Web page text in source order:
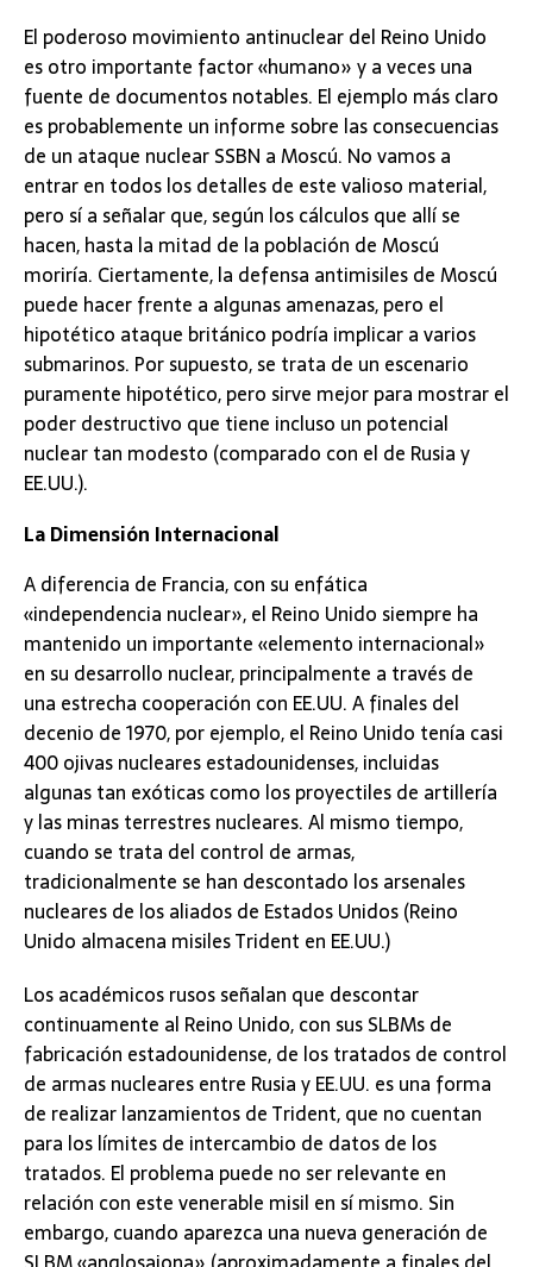
El poderoso movimiento antinuclear del Reino Unido
es otro importante factor «humano» y a veces una
fuente de documentos notables. El ejemplo más claro
es probablemente un informe sobre las consecuencias
de un ataque nuclear SSBN a Moscú. No vamos a
entrar en todos los detalles de este valioso material,
pero sí a señalar que, según los cálculos que allí se
hacen, hasta la mitad de la población de Moscú
moriría. Ciertamente, la defensa antimisiles de Moscú
puede hacer frente a algunas amenazas, pero el
hipotético ataque británico podría implicar a varios
submarinos. Por supuesto, se trata de un escenario
puramente hipotético, pero sirve mejor para mostrar el
poder destructivo que tiene incluso un potencial
nuclear tan modesto (comparado con el de Rusia y
EE.UU.).
La Dimensión Internacional
A diferencia de Francia, con su enfática
«independencia nuclear», el Reino Unido siempre ha
mantenido un importante «elemento internacional»
en su desarrollo nuclear, principalmente a través de
una estrecha cooperación con EE.UU. A finales del
decenio de 1970, por ejemplo, el Reino Unido tenía casi
400 ojivas nucleares estadounidenses, incluidas
algunas tan exóticas como los proyectiles de artillería
y las minas terrestres nucleares. Al mismo tiempo,
cuando se trata del control de armas,
tradicionalmente se han descontado los arsenales
nucleares de los aliados de Estados Unidos (Reino
Unido almacena misiles Trident en EE.UU.)
Los académicos rusos señalan que descontar
continuamente al Reino Unido, con sus SLBMs de
fabricación estadounidense, de los tratados de control
de armas nucleares entre Rusia y EE.UU. es una forma
de realizar lanzamientos de Trident, que no cuentan
para los límites de intercambio de datos de los
tratados. El problema puede no ser relevante en
relación con este venerable misil en sí mismo. Sin
embargo, cuando aparezca una nueva generación de